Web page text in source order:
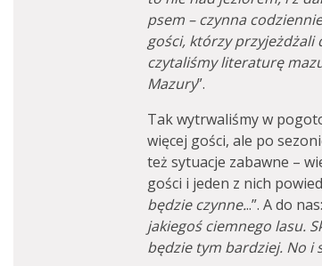
psem – czynna
gości, którzy przyjeżdżali
czytaliśmy literaturę
Mazury”.
Tak wytrwaliśmy w
więcej gości, ale po
też sytuacje zabawne –
gości i jeden z nich
będzie czynne...”. A do
jakiegoś ciemnego lasu.
będzie tym bardziej. No i